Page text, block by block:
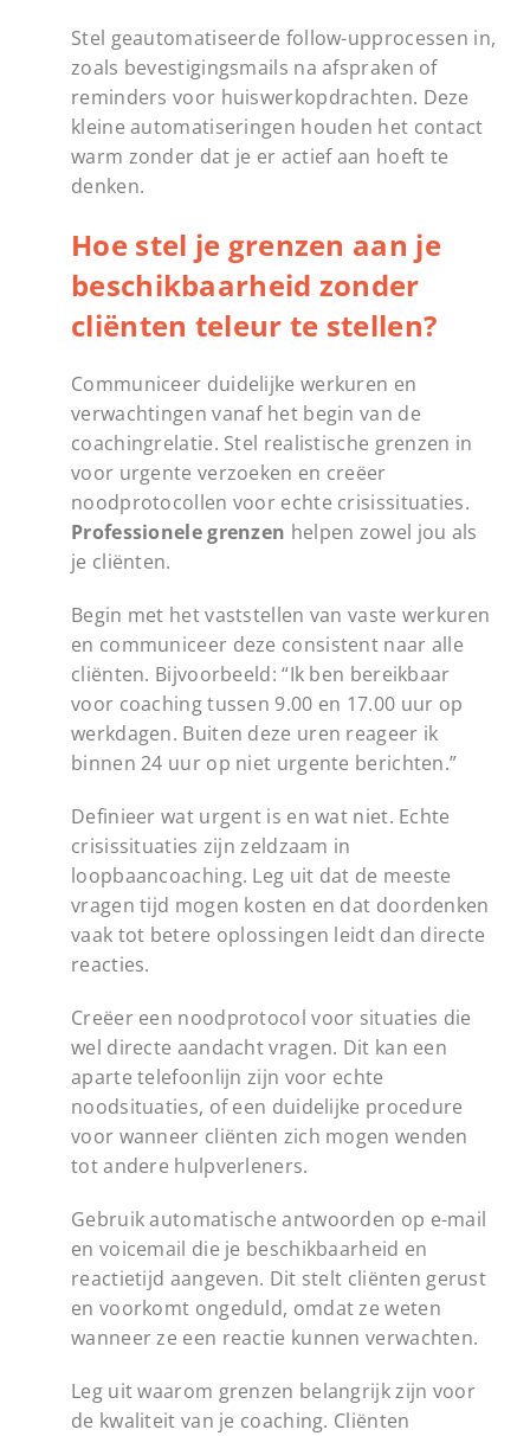
Stel geautomatiseerde follow-upprocessen in,
zoals bevestigingsmails na afspraken of
reminders voor huiswerkopdrachten. Deze
kleine automatiseringen houden het contact
warm zonder dat je er actief aan hoeft te
denken.
Hoe stel je grenzen aan je
beschikbaarheid zonder
cliënten teleur te stellen?
Communiceer duidelijke werkuren en
verwachtingen vanaf het begin van de
coachingrelatie. Stel realistische grenzen in
voor urgente verzoeken en creëer
noodprotocollen voor echte crisissituaties.
Professionele grenzen helpen zowel jou als
je cliënten.
Begin met het vaststellen van vaste werkuren
en communiceer deze consistent naar alle
cliënten. Bijvoorbeeld: “Ik ben bereikbaar
voor coaching tussen 9.00 en 17.00 uur op
werkdagen. Buiten deze uren reageer ik
binnen 24 uur op niet urgente berichten.”
Definieer wat urgent is en wat niet. Echte
crisissituaties zijn zeldzaam in
loopbaancoaching. Leg uit dat de meeste
vragen tijd mogen kosten en dat doordenken
vaak tot betere oplossingen leidt dan directe
reacties.
Creëer een noodprotocol voor situaties die
wel directe aandacht vragen. Dit kan een
aparte telefoonlijn zijn voor echte
noodsituaties, of een duidelijke procedure
voor wanneer cliënten zich mogen wenden
tot andere hulpverleners.
Gebruik automatische antwoorden op e-mail
en voicemail die je beschikbaarheid en
reactietijd aangeven. Dit stelt cliënten gerust
en voorkomt ongeduld, omdat ze weten
wanneer ze een reactie kunnen verwachten.
Leg uit waarom grenzen belangrijk zijn voor
de kwaliteit van je coaching. Cliënten